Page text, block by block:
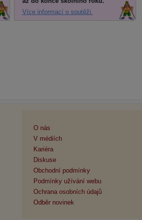
Více informací o soutěži.
O nás
V médiích
Kariéra
Diskuse
Obchodní podmínky
Podmínky užívání webu
Ochrana osobních údajů
Odběr novinek